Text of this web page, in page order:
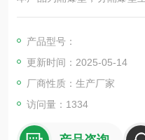
钢板折弯焊接成形，具有外
盖板上设有操纵机构，可实
可正常操作。
沃川防爆提供不锈钢防爆箱
非标定做防爆箱服务。
产品型号：
更新时间：2025-05-14
厂商性质：生产厂家
访问量：1334